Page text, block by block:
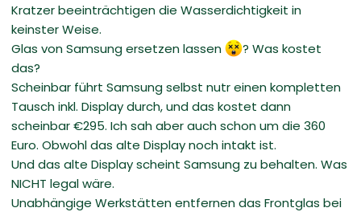
Kratzer beeinträchtigen die Wasserdichtigkeit in
keinster Weise.
Glas von Samsung ersetzen lassen
? Was kostet
das?
Scheinbar führt Samsung selbst nutr einen kompletten
Tausch inkl. Display durch, und das kostet dann
scheinbar €295. Ich sah aber auch schon um die 360
Euro. Obwohl das alte Display noch intakt ist.
Und das alte Display scheint Samsung zu behalten. Was
NICHT legal wäre.
Unabhängige Werkstätten entfernen das Frontglas bei